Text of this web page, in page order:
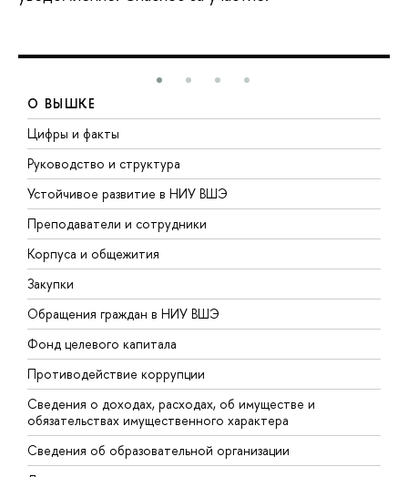
О ВЫШКЕ
Цифры и факты
Руководство и структура
Устойчивое развитие в НИУ ВШЭ
Преподаватели и сотрудники
Корпуса и общежития
Закупки
Обращения граждан в НИУ ВШЭ
Фонд целевого капитала
Противодействие коррупции
Сведения о доходах, расходах, об имуществе и
обязательствах имущественного характера
Сведения об образовательной организации